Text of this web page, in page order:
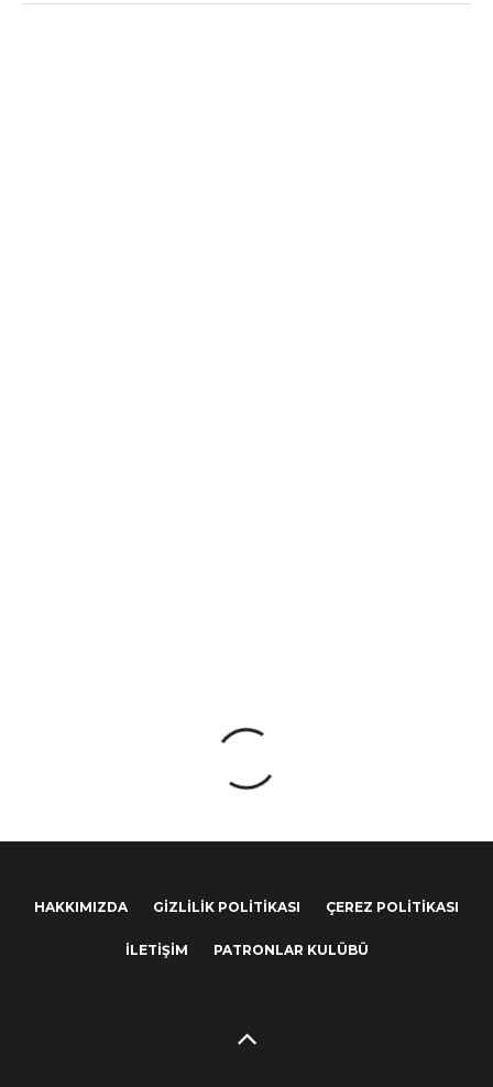
HAKKIMIZDA GIZLILIK POLITIKASI ÇEREZ POLITIKASI
İLETIŞIM PATRONLAR KULÜBÜ